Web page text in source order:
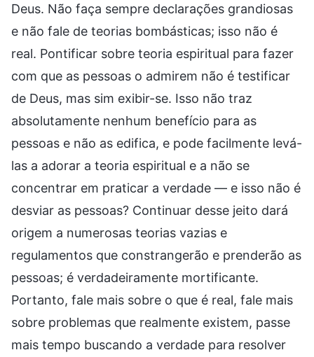
Deus. Não faça sempre declarações grandiosas
e não fale de teorias bombásticas; isso não é
real. Pontificar sobre teoria espiritual para fazer
com que as pessoas o admirem não é testificar
de Deus, mas sim exibir-se. Isso não traz
absolutamente nenhum benefício para as
pessoas e não as edifica, e pode facilmente levá-
las a adorar a teoria espiritual e a não se
concentrar em praticar a verdade — e isso não é
desviar as pessoas? Continuar desse jeito dará
origem a numerosas teorias vazias e
regulamentos que constrangerão e prenderão as
pessoas; é verdadeiramente mortificante.
Portanto, fale mais sobre o que é real, fale mais
sobre problemas que realmente existem, passe
mais tempo buscando a verdade para resolver